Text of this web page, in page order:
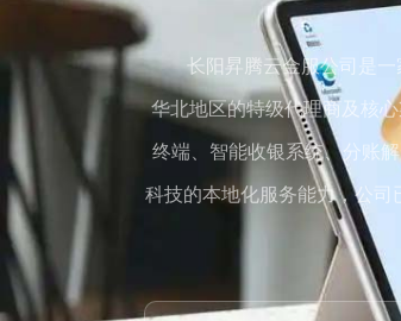
长阳昇腾云金服公司是
华北地区的特级代理商及核
终端、智能收银系统、分账
科技的本地化服务能力，公司